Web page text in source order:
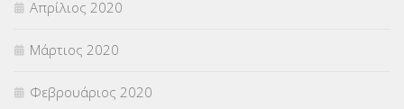
Απρίλιος 2020
Μάρτιος 2020
Φεβρουάριος 2020